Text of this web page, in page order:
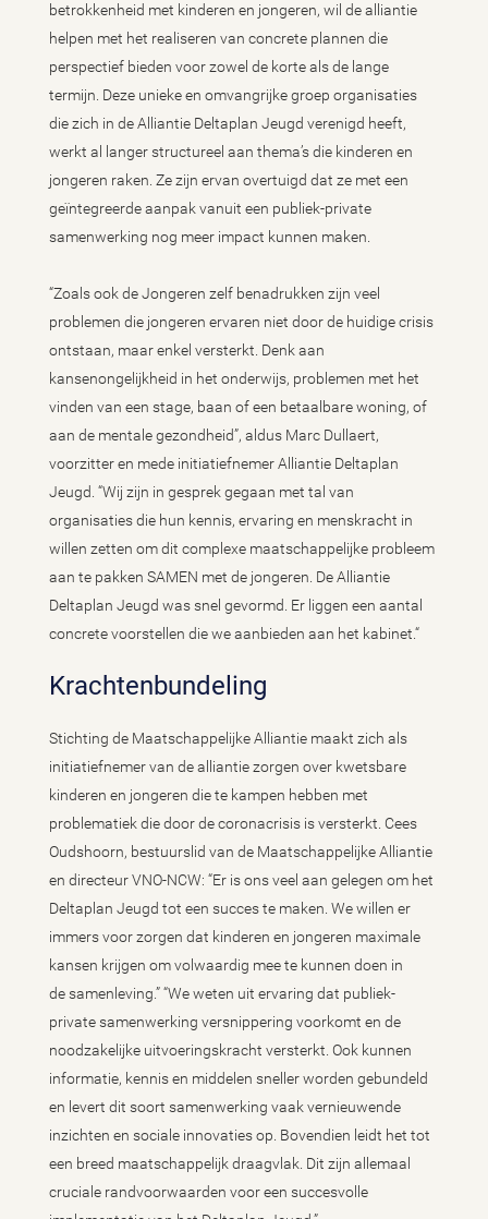
betrokkenheid met kinderen en jongeren, wil de alliantie
helpen met het realiseren van concrete plannen die
perspectief bieden voor zowel de korte als de lange
termijn. Deze unieke en omvangrijke groep organisaties
die zich in de Alliantie Deltaplan Jeugd verenigd heeft,
werkt al langer structureel aan thema’s die kinderen en
jongeren raken. Ze zijn ervan overtuigd dat ze met een
geïntegreerde aanpak vanuit een publiek-private
samenwerking nog meer impact kunnen maken.
“Zoals ook de Jongeren zelf benadrukken zijn veel
problemen die jongeren ervaren niet door de huidige crisis
ontstaan, maar enkel versterkt. Denk aan
kansenongelijkheid in het onderwijs, problemen met het
vinden van een stage, baan of een betaalbare woning, of
aan de mentale gezondheid”, aldus Marc Dullaert,
voorzitter en mede initiatiefnemer Alliantie Deltaplan
Jeugd. “Wij zijn in gesprek gegaan met tal van
organisaties die hun kennis, ervaring en menskracht in
willen zetten om dit complexe maatschappelijke probleem
aan te pakken SAMEN met de jongeren. De Alliantie
Deltaplan Jeugd was snel gevormd. Er liggen een aantal
concrete voorstellen die we aanbieden aan het kabinet.“
Krachtenbundeling
Stichting de Maatschappelijke Alliantie maakt zich als
initiatiefnemer van de alliantie zorgen over kwetsbare
kinderen en jongeren die te kampen hebben met
problematiek die door de coronacrisis is versterkt. Cees
Oudshoorn, bestuurslid van de Maatschappelijke Alliantie
en directeur VNO-NCW: “Er is ons veel aan gelegen om het
Deltaplan Jeugd tot een succes te maken. We willen er
immers voor zorgen dat kinderen en jongeren maximale
kansen krijgen om volwaardig mee te kunnen doen in
de samenleving.” “We weten uit ervaring dat publiek-
private samenwerking versnippering voorkomt en de
noodzakelijke uitvoeringskracht versterkt. Ook kunnen
informatie, kennis en middelen sneller worden gebundeld
en levert dit soort samenwerking vaak vernieuwende
inzichten en sociale innovaties op. Bovendien leidt het tot
een breed maatschappelijk draagvlak. Dit zijn allemaal
cruciale randvoorwaarden voor een succesvolle